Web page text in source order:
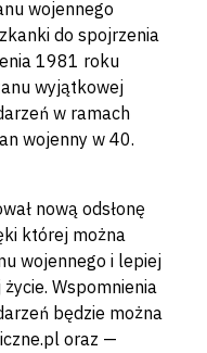
wojennego
do spojrzenia
1981 roku
wyjątkowej
w ramach
wojenny w 40.
nową odsłonę
której można
wojennego i lepiej
Wspomnienia
będzie można
oraz —